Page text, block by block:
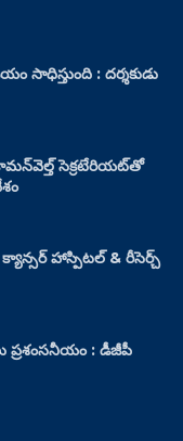
సాధిస్తుంది : దర్శకుడు
సెక్రటేరియట్‌తో
హాస్పిటల్ & రీసెర్చ్
ప్రశంసనీయం : డీజీపీ